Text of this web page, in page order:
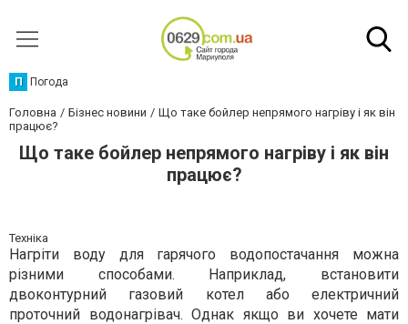
П Погода
Головна Бізнес новини
Що таке бойлер непрямого нагріву і як він
працює?
Що таке бойлер непрямого нагріву і як він
працює?
Техніка
Нагріти воду для гарячого водопостачання можна
різними способами. Наприклад, встановити
двоконтурний газовий котел або електричний
проточний водонагрівач. Однак якщо ви хочете мати